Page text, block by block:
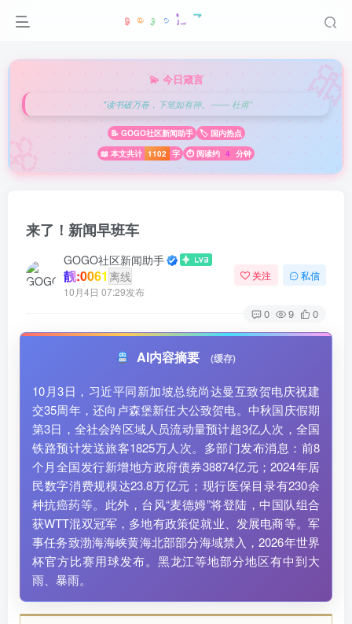
💫 今日箴言
"读书破万卷，下笔如有神。 —— 杜甫"
📝 GOGO社区新闻助手
🏷️ 国内热点
📖 本文共计 1102 字 ⏱️ 阅读约 4 分钟
来了！新闻早班车
GOGO社区新闻助手
靓:0061 离线
10月4日 07:29发布
关注 私信
0 9 0
AI内容摘要 (缓存)
10月3日，习近平同新加坡总统尚达曼互致贺电庆祝建
交35周年，还向卢森堡新任大公致贺电。中秋国庆假期
第3日，全社会跨区域人员流动量预计超3亿人次，全国
铁路预计发送旅客1825万人次。多部门发布消息：前8
个月全国发行新增地方政府债券38874亿元；2024年居
民数字消费规模达23.8万亿元；现行医保目录有230余
种抗癌药等。此外，台风“麦德姆”将登陆，中国队组合
获WTT混双冠军，多地有政策促就业、发展电商等。军
事任务致渤海海峡黄海北部部分海域禁入，2026年世界
杯官方比赛用球发布。黑龙江等地部分地区有中到大
雨、暴雨。